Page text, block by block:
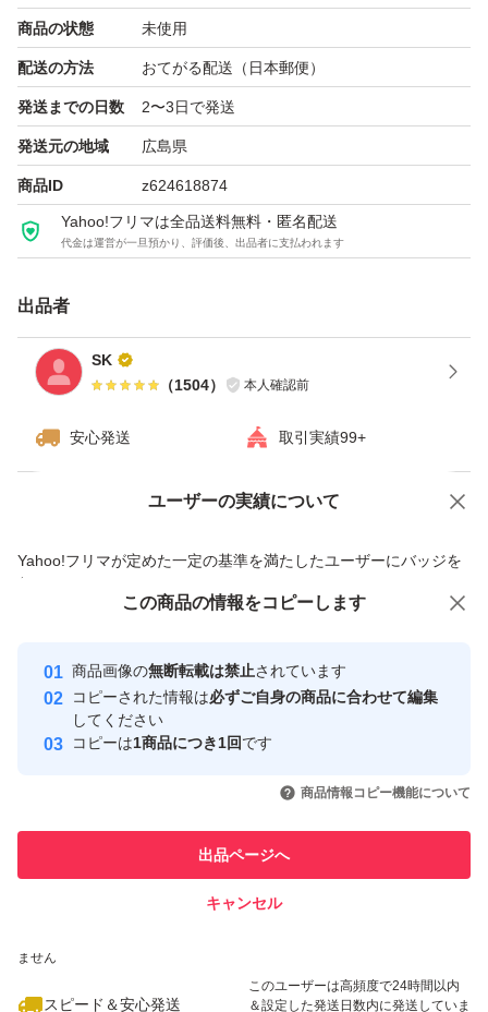
商品の状態 未使用
配送の方法 おてがる配送（日本郵便）
発送までの日数 2〜3日で発送
発送元の地域 広島県
商品ID z624618874
Yahoo!フリマは全品送料無料・匿名配送
代金は運営が一旦預かり、評価後、出品者に支払われます
出品者
SK
（1504） 本人確認前
安心発送 取引実績99+
ユーザーの実績について
Yahoo!フリマが定めた一定の基準を満たしたユーザーにバッジを
付与しています
安心取引出品者
心・安全なユーザーです
取引実績
引を完了させた実績があります
での取引実績があります
ません
スピード＆安心発送
このユーザーは高頻度で24時間以内
＆設定した発送日数内に発送していま
価格の相談 商品への質問
この商品の情報をコピーします
商品画像の無断転載は禁止されています
コピーされた情報は必ずご自身の商品に合わせて編集
してください
コピーは1商品につき1回です
商品情報コピー機能について
出品ページへ
キャンセル
この商品をみている人にオススメ